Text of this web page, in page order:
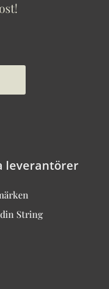
leverantörer
String